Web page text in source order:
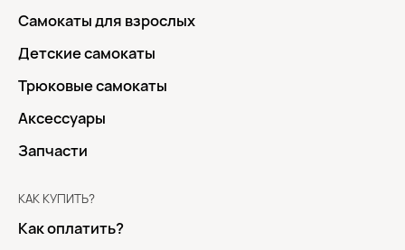
Самокаты для взрослых
Детские самокаты
Трюковые самокаты
Аксессуары
Запчасти
КАК КУПИТЬ?
Как оплатить?